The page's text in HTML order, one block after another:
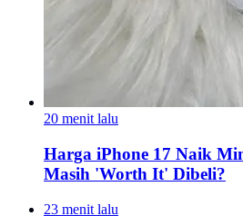
20 menit lalu
Harga iPhone 17 Naik
Masih 'Worth It' Dibeli?
23 menit lalu